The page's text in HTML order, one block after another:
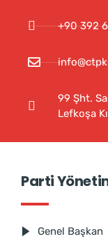
+90 392
99 Şht.
Lefkoşa
Parti
Genel Başkan